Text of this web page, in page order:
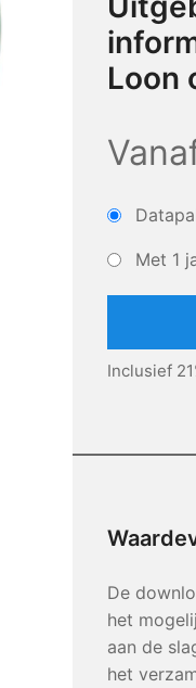
Loon
Met 1
Inclusief
De
het
aan de
het